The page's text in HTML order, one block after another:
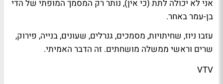
אני לא יכולה לתת (כי אין), נותר רק המסמך המופתי של הדי
בן-עמרבאחר.
עזבו ניוז, שחיתויות, מסמכים, גנרלים, שעונים, בנייה, פירוק,
שרים וראשי ממשלה מושחתים. זה הדבר האמיתי.
VTV